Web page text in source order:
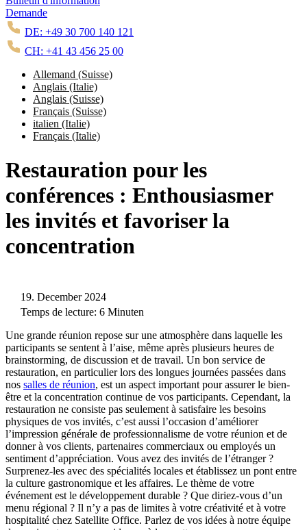
Demande
DE: +49 30 700 140 121
CH: +41 43 456 25 00
Allemand (Suisse)
Anglais (Italie)
Anglais (Suisse)
Français (Suisse)
italien (Italie)
Français (Italie)
Restauration pour les
conférences : Enthousiasmer
les invités et favoriser la
concentration
19. December 2024
Temps de lecture: 6 Minuten
Une grande réunion repose sur une atmosphère dans laquelle les
participants se sentent à l’aise, même après plusieurs heures de
brainstorming, de discussion et de travail. Un bon service de
restauration, en particulier lors des longues journées passées dans
nos salles de réunion, est un aspect important pour assurer le bien-
être et la concentration continue de vos participants. Cependant, la
restauration ne consiste pas seulement à satisfaire les besoins
physiques de vos invités, c’est aussi l’occasion d’améliorer
l’impression générale de professionnalisme de votre réunion et de
donner à vos clients, partenaires commerciaux ou employés un
sentiment d’appréciation. Vous avez des invités de l’étranger ?
Surprenez-les avec des spécialités locales et établissez un pont entre
la culture gastronomique et les affaires. Le thème de votre
événement est le développement durable ? Que diriez-vous d’un
menu régional ? Il n’y a pas de limites à votre créativité et à votre
hospitalité chez Satellite Office. Parlez de vos idées à notre équipe